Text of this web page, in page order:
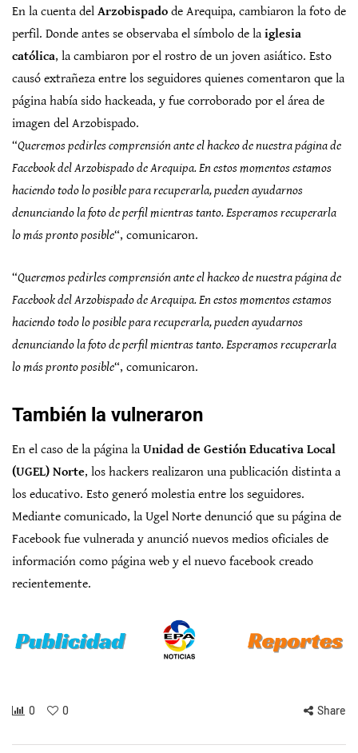
En la cuenta del Arzobispado de Arequipa, cambiaron la foto de
perfil. Donde antes se observaba el símbolo de la iglesia
católica, la cambiaron por el rostro de un joven asiático. Esto
causó extrañeza entre los seguidores quienes comentaron que la
página había sido hackeada, y fue corroborado por el área de
imagen del Arzobispado.
“Queremos pedirles comprensión ante el hackeo de nuestra página de
Facebook del Arzobispado de Arequipa. En estos momentos estamos
haciendo todo lo posible para recuperarla, pueden ayudarnos
denunciando la foto de perfil mientras tanto. Esperamos recuperarla
lo más pronto posible“, comunicaron.
“Queremos pedirles comprensión ante el hackeo de nuestra página de
Facebook del Arzobispado de Arequipa. En estos momentos estamos
haciendo todo lo posible para recuperarla, pueden ayudarnos
denunciando la foto de perfil mientras tanto. Esperamos recuperarla
lo más pronto posible“, comunicaron.
También la vulneraron
En el caso de la página la Unidad de Gestión Educativa Local
(UGEL) Norte, los hackers realizaron una publicación distinta a
los educativo. Esto generó molestia entre los seguidores.
Mediante comunicado, la Ugel Norte denunció que su página de
Facebook fue vulnerada y anunció nuevos medios oficiales de
información como página web y el nuevo facebook creado
recientemente.
0 0 Share